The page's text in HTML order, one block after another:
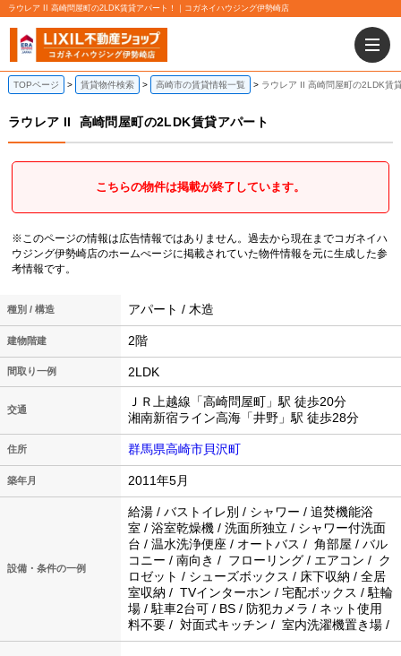
ラウレア II 高崎問屋町の2LDK賃貸アパート！｜コガネイハウジング伊勢崎店
TOPページ 賃貸物件検索 高崎市の賃貸情報一覧 ラウレア II 高崎問屋町の2LDK賃
ラウレア II 高崎問屋町の2LDK賃貸アパート
こちらの物件は掲載が終了しています。
※このページの情報は広告情報ではありません。過去から現在までコガネイハ
ウジング伊勢崎店のホームぺージに掲載されていた物件情報を元に生成した参
考情報です。
種別 / 構造 アパート / 木造
建物階建 2階
間取り一例 2LDK
交通
ＪＲ上越線「高崎問屋町」駅 徒歩20分
湘南新宿ライン高海「井野」駅 徒歩28分
住所 群馬県高崎市貝沢町
築年月 2011年5月
設備・条件の一例
給湯 / バストイレ別 / シャワー / 追焚機能浴
室 / 浴室乾燥機 / 洗面所独立 / シャワー付洗面
台 / 温水洗浄便座 / オートバス / 角部屋 / バル
コニー / 南向き / フローリング / エアコン / ク
ロゼット / シューズボックス / 床下収納 / 全居
室収納 / TVインターホン / 宅配ボックス / 駐輪
場 / 駐車2台可 / BS / 防犯カメラ / ネット使用
料不要 / 対面式キッチン / 室内洗濯機置き場 /